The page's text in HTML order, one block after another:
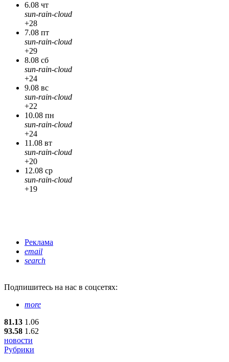
6.08 чт
sun-rain-cloud
+28
7.08 пт
sun-rain-cloud
+29
8.08 сб
sun-rain-cloud
+24
9.08 вс
sun-rain-cloud
+22
10.08 пн
sun-rain-cloud
+24
11.08 вт
sun-rain-cloud
+20
12.08 ср
sun-rain-cloud
+19
Реклама
email
search
Подпишитесь на нас в соцсетях:
more
81.13 1.06
93.58 1.62
новости
Рубрики